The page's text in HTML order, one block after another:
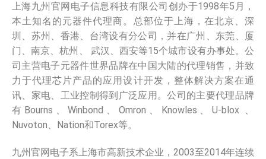
上海九州官网电子信息科技有限公司创办于1998年5月，
本土知名的元器件代理商。总部位于上海，在北京、深
圳、苏州、香港、台湾设有分公司，并在广州、东莞、厦
门、南京、杭州、 武汉、西安等15个城市设有办事处。公
司主营电子元器件世界品牌在中国大陆的代理销售，并致
力于代理芯片产品的应用设计开发，整体解决方案在通
讯、家电、工业控制得到广泛应用。公司的主要代理品牌
有Bourns、Winbond、Omron、Knowles、U-blox 、
Nuvoton、Nation和Torex等。
九州官网电子系上海市高新技术企业，2003至2014年连续